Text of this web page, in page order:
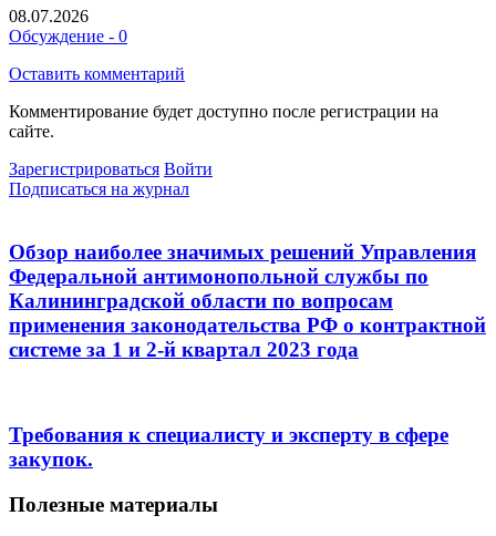
08.07.2026
Обсуждение - 0
Оставить комментарий
Комментирование будет доступно после регистрации на
сайте.
Зарегистрироваться Войти
Подписаться на журнал
Обзор наиболее значимых решений Управления
Федеральной антимонопольной службы по
Калининградской области по вопросам
применения законодательства РФ о контрактной
системе за 1 и 2-й квартал 2023 года
Требования к специалисту и эксперту в сфере
закупок.
Полезные материалы